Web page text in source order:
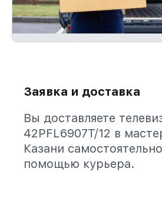
Заявка и доставка
Вы доставляете
42PFL6907T/12 в
Казани
помощью курьера.